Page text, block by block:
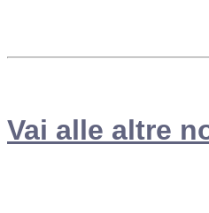
Vai alle altre